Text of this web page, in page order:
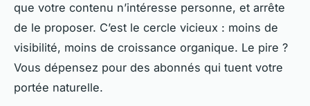
que votre contenu n’intéresse personne, et arrête
de le proposer. C’est le cercle vicieux : moins de
visibilité, moins de croissance organique. Le pire ?
Vous dépensez pour des abonnés qui tuent votre
portée naturelle.